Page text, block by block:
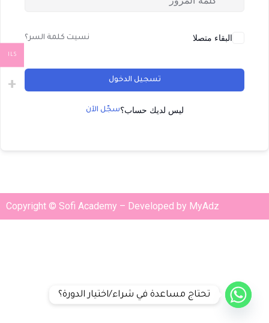
البقاء متصلا نسيت كلمة السر؟
تسجيل الدخول
ليس لديك حساب؟سجّل الآن
Copyright © Sofi Academy – Developed by MyAdz
ILS
تحتاج مساعدة في شراء/اختيار الدورة؟